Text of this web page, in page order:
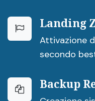
Landing
Attivazione
secondo
Backup